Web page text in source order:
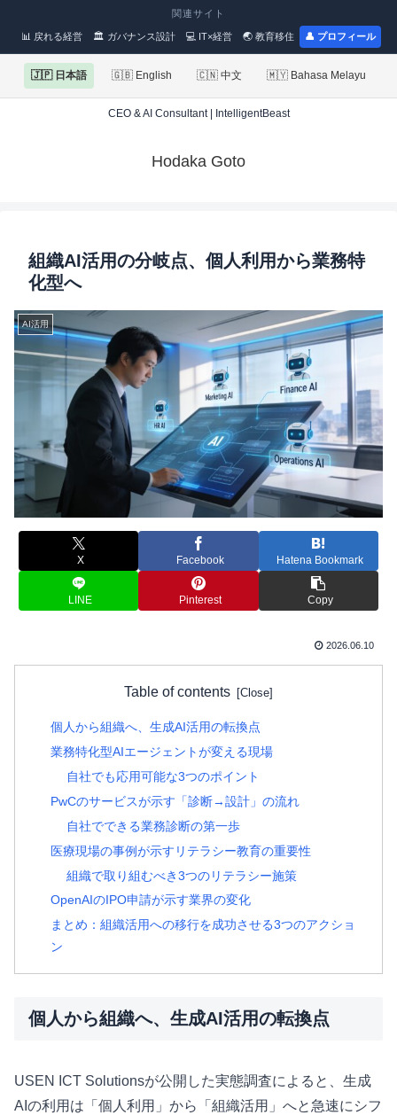
関連サイト
📊 戻れる経営 🏛 ガバナンス設計 💻 IT×経営 🌏 教育移住 👤 プロフィール
🇯🇵 日本語 🇬🇧 English 🇨🇳 中文 🇲🇾 Bahasa Melayu
CEO & AI Consultant | IntelligentBeast
Hodaka Goto
組織AI活用の分岐点、個人利用から業務特
化型へ
AI活用
X Facebook Hatena Bookmark
LINE Pinterest Copy
2026.06.10
Table of contents
個人から組織へ、生成AI活用の転換点
業務特化型AIエージェントが変える現場
自社でも応用可能な3つのポイント
PwCのサービスが示す「診断→設計」の流れ
自社でできる業務診断の第一歩
医療現場の事例が示すリテラシー教育の重要性
組織で取り組むべき3つのリテラシー施策
OpenAIのIPO申請が示す業界の変化
まとめ：組織活用への移行を成功させる3つのアクショ
ン
個人から組織へ、生成AI活用の転換点
USEN ICT Solutionsが公開した実態調査によると、生成
AIの利用は「個人利用」から「組織活用」へと急速にシフ